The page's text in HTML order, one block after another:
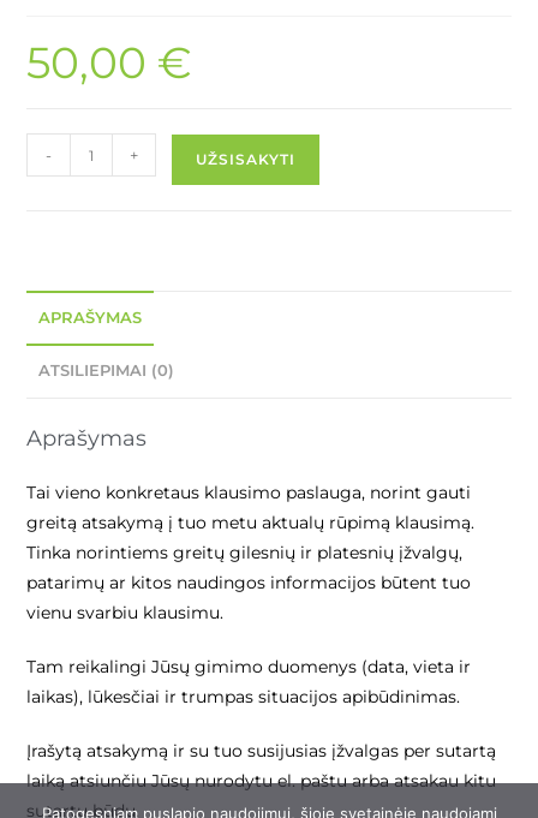
50,00 €
- + UŽSISAKYTI
APRAŠYMAS
ATSILIEPIMAI (0)
Aprašymas
Tai vieno konkretaus klausimo paslauga, norint gauti
greitą atsakymą į tuo metu aktualų rūpimą klausimą.
Tinka norintiems greitų gilesnių ir platesnių įžvalgų,
patarimų ar kitos naudingos informacijos būtent tuo
vienu svarbiu klausimu.
Tam reikalingi Jūsų gimimo duomenys (data, vieta ir
laikas), lūkesčiai ir trumpas situacijos apibūdinimas.
Įrašytą atsakymą ir su tuo susijusias įžvalgas per sutartą
laiką atsiunčiu Jūsų nurodytu el. paštu arba atsakau kitu
sutartu būdu.
Patogesniam puslapio naudojimui, šioje svetainėje naudojami